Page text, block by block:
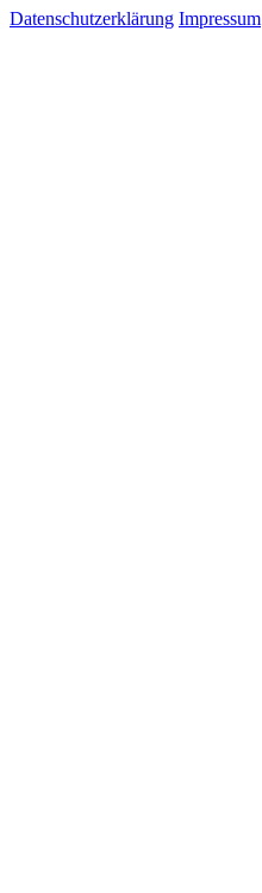
Datenschutzerklärung Impressum